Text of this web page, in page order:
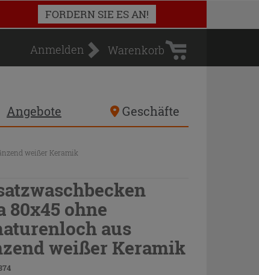
FORDERN SIE ES AN!
Anmelden
Warenkorb
Warenkorb
Angebote Geschäfte
weißer Keramik
80x45 ohne
aus
weißer Keramik